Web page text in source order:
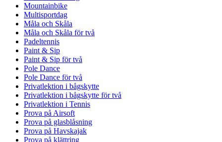
Mountainbike
Multisportdag
Måla och Skåla
Måla och Skåla för två
Padeltennis
Paint & Sip
Paint & Sip för två
Pole Dance
Pole Dance för två
Privatlektion i bågskytte
Privatlektion i bågskytte för två
Privatlektion i Tennis
Prova på Airsoft
Prova på glasblåsning
Prova på Havskajak
Prova på klättring